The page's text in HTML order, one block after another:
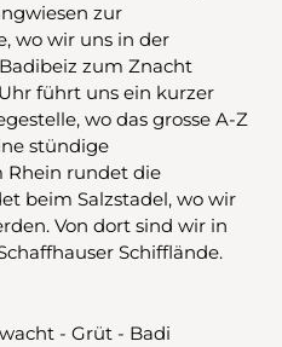
zur
wo wir uns in der
zum Znacht
führt uns ein kurzer
wo das grosse A-Z
stündige
Rhein rundet die
beim Salzstadel, wo wir
Von dort sind wir in
Schifflände.
- Grüt - Badi